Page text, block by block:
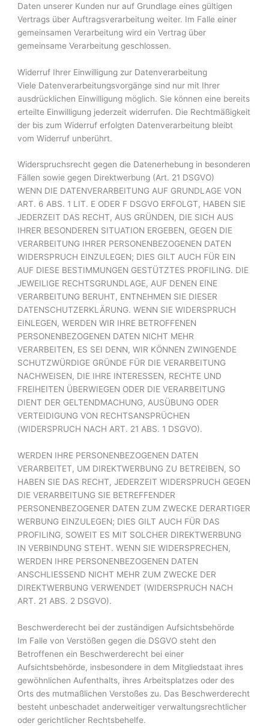
Daten unserer Kunden nur auf Grundlage eines gültigen
Vertrags über Auftragsverarbeitung weiter. Im Falle einer
gemeinsamen Verarbeitung wird ein Vertrag über
gemeinsame Verarbeitung geschlossen.
Widerruf Ihrer Einwilligung zur Datenverarbeitung
Viele Datenverarbeitungsvorgänge sind nur mit Ihrer
ausdrücklichen Einwilligung möglich. Sie können eine bereits
erteilte Einwilligung jederzeit widerrufen. Die Rechtmäßigkeit
der bis zum Widerruf erfolgten Datenverarbeitung bleibt
vom Widerruf unberührt.
Widerspruchsrecht gegen die Datenerhebung in besonderen
Fällen sowie gegen Direktwerbung (Art. 21 DSGVO)
WENN DIE DATENVERARBEITUNG AUF GRUNDLAGE VON
ART. 6 ABS. 1 LIT. E ODER F DSGVO ERFOLGT, HABEN SIE
JEDERZEIT DAS RECHT, AUS GRÜNDEN, DIE SICH AUS
IHRER BESONDEREN SITUATION ERGEBEN, GEGEN DIE
VERARBEITUNG IHRER PERSONENBEZOGENEN DATEN
WIDERSPRUCH EINZULEGEN; DIES GILT AUCH FÜR EIN
AUF DIESE BESTIMMUNGEN GESTÜTZTES PROFILING. DIE
JEWEILIGE RECHTSGRUNDLAGE, AUF DENEN EINE
VERARBEITUNG BERUHT, ENTNEHMEN SIE DIESER
DATENSCHUTZERKLÄRUNG. WENN SIE WIDERSPRUCH
EINLEGEN, WERDEN WIR IHRE BETROFFENEN
PERSONENBEZOGENEN DATEN NICHT MEHR
VERARBEITEN, ES SEI DENN, WIR KÖNNEN ZWINGENDE
SCHUTZWÜRDIGE GRÜNDE FÜR DIE VERARBEITUNG
NACHWEISEN, DIE IHRE INTERESSEN, RECHTE UND
FREIHEITEN ÜBERWIEGEN ODER DIE VERARBEITUNG
DIENT DER GELTENDMACHUNG, AUSÜBUNG ODER
VERTEIDIGUNG VON RECHTSANSPRÜCHEN
(WIDERSPRUCH NACH ART. 21 ABS. 1 DSGVO).
WERDEN IHRE PERSONENBEZOGENEN DATEN
VERARBEITET, UM DIREKTWERBUNG ZU BETREIBEN, SO
HABEN SIE DAS RECHT, JEDERZEIT WIDERSPRUCH GEGEN
DIE VERARBEITUNG SIE BETREFFENDER
PERSONENBEZOGENER DATEN ZUM ZWECKE DERARTIGER
WERBUNG EINZULEGEN; DIES GILT AUCH FÜR DAS
PROFILING, SOWEIT ES MIT SOLCHER DIREKTWERBUNG
IN VERBINDUNG STEHT. WENN SIE WIDERSPRECHEN,
WERDEN IHRE PERSONENBEZOGENEN DATEN
ANSCHLIESSEND NICHT MEHR ZUM ZWECKE DER
DIREKTWERBUNG VERWENDET (WIDERSPRUCH NACH
ART. 21 ABS. 2 DSGVO).
Beschwerde­recht bei der zuständigen Aufsichts­behörde
Im Falle von Verstößen gegen die DSGVO steht den
Betroffenen ein Beschwerderecht bei einer
Aufsichtsbehörde, insbesondere in dem Mitgliedstaat ihres
gewöhnlichen Aufenthalts, ihres Arbeitsplatzes oder des
Orts des mutmaßlichen Verstoßes zu. Das Beschwerderecht
besteht unbeschadet anderweitiger verwaltungsrechtlicher
oder gerichtlicher Rechtsbehelfe.